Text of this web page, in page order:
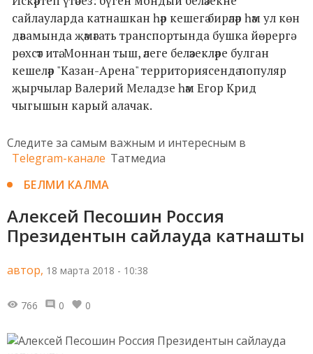
сайлауларда катнашкан һәр кешегә бирәләр һәм ул көн
дәвамында җәмәгать транспортында бушка йөрергә
рөхсәт итә. Моннан тыш, әлеге беләзекләре булган
кешеләр "Казан-Арена" территориясендә популяр
җырчылар Валерий Меладзе һәм Егор Крид
чыгышын карый алачак.
Следите за самым важным и интересным в
Telegram-канале Татмедиа
БЕЛМИ КАЛМА
Алексей Песошин Россия
Президентын сайлауда катнашты
автор, 18 марта 2018 - 10:38
766 0 0